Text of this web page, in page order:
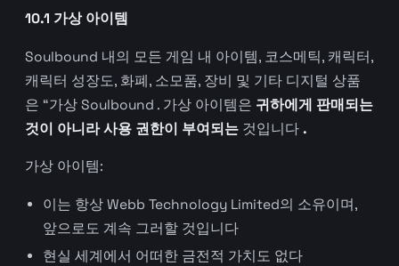
10.1 가상 아이템
Soulbound 내의 모든 게임 내 아이템, 코스메틱, 캐릭터,
캐릭터 성장도, 화폐, 소모품, 장비 및 기타 디지털 상품
은 “가상 Soulbound . 가상 아이템은 귀하에게 판매되는
것이 아니라 사용 권한이 부여되는 것입니다 .
가상 아이템:
이는 항상 Webb Technology Limited의 소유이며,
앞으로도 계속 그러할 것입니다
현실 세계에서 어떠한 금전적 가치도 없다